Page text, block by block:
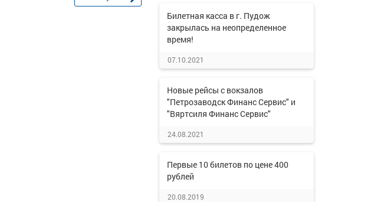
Билетная касса в г. Пудож
закрылась на неопределенное
время!
07.10.2021
Новые рейсы с вокзалов
"Петрозаводск Финанс Сервис" и
"Вяртсиля Финанс Сервис"
24.08.2021
Первые 10 билетов по цене 400
рублей
20.08.2019